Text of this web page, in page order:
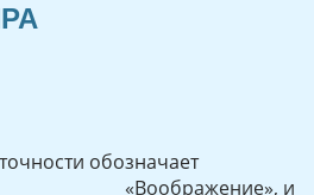
в точности обозначает
и